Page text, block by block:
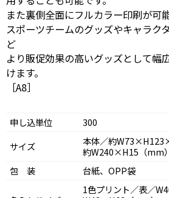
また裏側全面にフルカラー印刷が可
スポーツチームのグッズやキャラク
ど
より販促効果の高いグッズとして幅
けます。
［A8］
申し込単位
300
サイズ
本体／約
約W240×H15（mm）
包 装
台紙、OPP袋
1色プリント／表／